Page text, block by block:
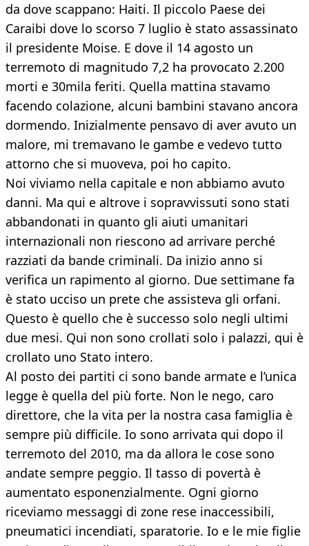
da dove scappano: Haiti. Il piccolo Paese dei
Caraibi dove lo scorso 7 luglio è stato assassinato
il presidente Moise. E dove il 14 agosto un
terremoto di magnitudo 7,2 ha provocato 2.200
morti e 30mila feriti. Quella mattina stavamo
facendo colazione, alcuni bambini stavano ancora
dormendo. Inizialmente pensavo di aver avuto un
malore, mi tremavano le gambe e vedevo tutto
attorno che si muoveva, poi ho capito.
Noi viviamo nella capitale e non abbiamo avuto
danni. Ma qui e altrove i sopravvissuti sono stati
abbandonati in quanto gli aiuti umanitari
internazionali non riescono ad arrivare perché
razziati da bande criminali. Da inizio anno si
verifica un rapimento al giorno. Due settimane fa
è stato ucciso un prete che assisteva gli orfani.
Questo è quello che è successo solo negli ultimi
due mesi. Qui non sono crollati solo i palazzi, qui è
crollato uno Stato intero.
Al posto dei partiti ci sono bande armate e l’unica
legge è quella del più forte. Non le nego, caro
direttore, che la vita per la nostra casa famiglia è
sempre più difficile. Io sono arrivata qui dopo il
terremoto del 2010, ma da allora le cose sono
andate sempre peggio. Il tasso di povertà è
aumentato esponenzialmente. Ogni giorno
riceviamo messaggi di zone rese inaccessibili,
pneumatici incendiati, sparatorie. Io e le mie figlie